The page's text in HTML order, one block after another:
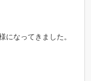
になってきました。